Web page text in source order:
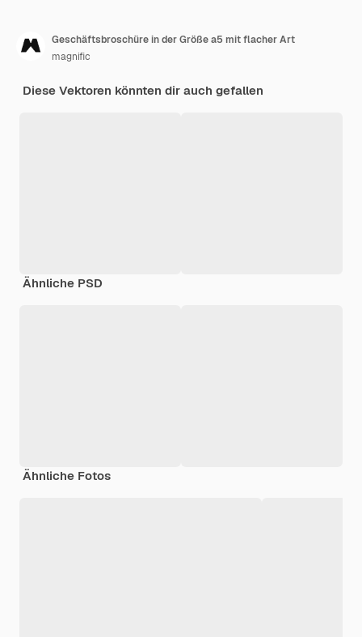
Geschäftsbroschüre in der Größe a5 mit flacher Art
magnific
Diese Vektoren könnten dir auch gefallen
Ähnliche PSD
Ähnliche Fotos